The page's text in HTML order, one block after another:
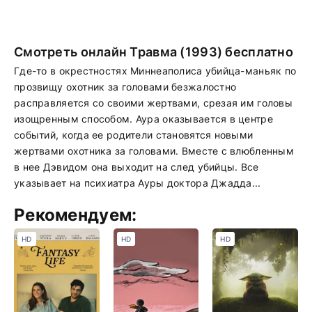
Смотреть онлайн Травма (1993) бесплатно
Где-то в окрестностях Миннеаполиса убийца-маньяк по
прозвищу охотник за головами безжалостно
расправляется со своими жертвами, срезая им головы
изощренным способом. Аура оказывается в центре
событий, когда ее родители становятся новыми
жертвами охотника за головами. Вместе с влюбленным
в нее Дэвидом она выходит на след убийцы. Все
указывает на психиатра Ауры доктора Джадда...
Рекомендуем:
HD HD HD